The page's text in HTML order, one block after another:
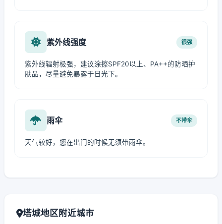
紫外线强度 很强
紫外线辐射极强，建议涂擦SPF20以上、PA++的防晒护
肤品，尽量避免暴露于日光下。
雨伞 不带伞
天气较好，您在出门的时候无须带雨伞。
塔城地区附近城市